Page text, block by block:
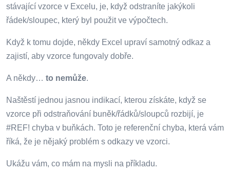
stávající vzorce v Excelu, je, když odstraníte jakýkoli
řádek/sloupec, který byl použit ve výpočtech.
Když k tomu dojde, někdy Excel upraví samotný odkaz a
zajistí, aby vzorce fungovaly dobře.
A někdy… to nemůže.
Naštěstí jednou jasnou indikací, kterou získáte, když se
vzorce při odstraňování buněk/řádků/sloupců rozbijí, je
#REF! chyba v buňkách. Toto je referenční chyba, která vám
říká, že je nějaký problém s odkazy ve vzorci.
Ukážu vám, co mám na mysli na příkladu.